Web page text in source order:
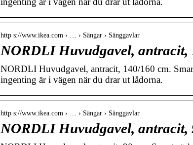
http s://www.ikea.com › … › Sängar › Sänggavlar
NORDLI Huvudgavel, antracit,
NORDLI Huvudgavel, antracit, 140/160 cm.
ingenting är i vägen när du drar ut lådorna.
http s://www.ikea.com › … › Sängar › Sänggavlar
NORDLI Huvudgavel, antracit,